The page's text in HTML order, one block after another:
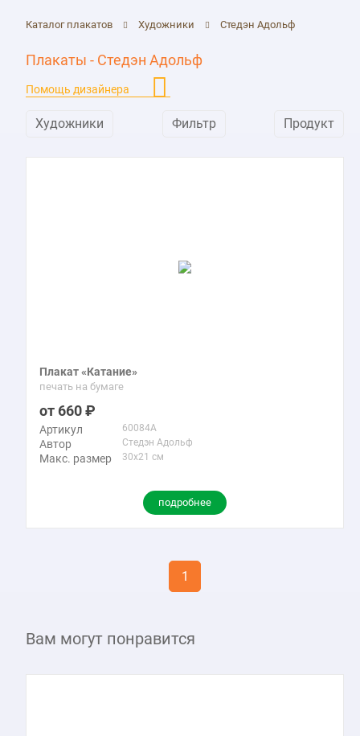
Каталог плакатов Художники Стедэн Адольф
Плакаты - Стедэн Адольф
Помощь дизайнера
Художники Фильтр Продукт
Плакат «Катание»
печать на бумаге
660
Артикул 60084A
Автор Стедэн Адольф
Макс. размер 30x21 см
подробнее
1
Вам могут понравится